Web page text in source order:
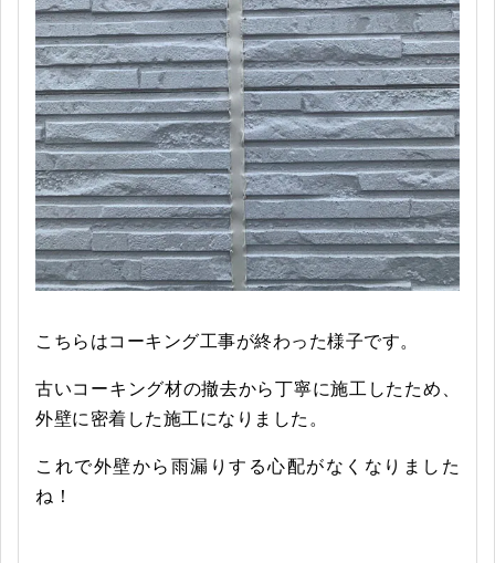
こちらはコーキング工事が終わった様子です。
古いコーキング材の撤去から丁寧に施工したため、
外壁に密着した施工になりました。
これで外壁から雨漏りする心配がなくなりました
ね！